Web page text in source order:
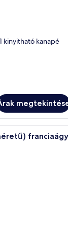
kinyitható kanapé
szállodai szoba,
franciaágy